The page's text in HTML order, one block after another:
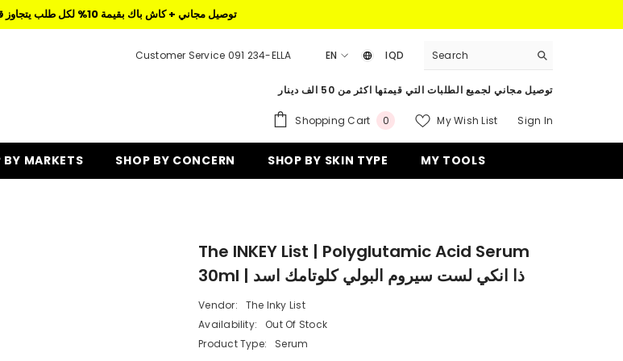
توصيل مجاني + كاش باك بقيمة 10% لكل طلب يتجاوز قيمتة 50 الف دينار
Customer Service 091 234-ELLA
EN
IQD
توصيل مجاني لجميع الطلبات التي قيمتها اكثر من 50 الف دينار
Shopping Cart 00
My Wish List Sign In
BY MARKETS SHOP BY CONCERN SHOP BY SKIN TYPE MY TOOLS
The INKEY List | Polyglutamic Acid Serum
30ml | ذا انكي لست سيروم البولي كلوتامك اسد
Vendor:
The Inky List
Availability:
Out Of Stock
Product Type:
Serum